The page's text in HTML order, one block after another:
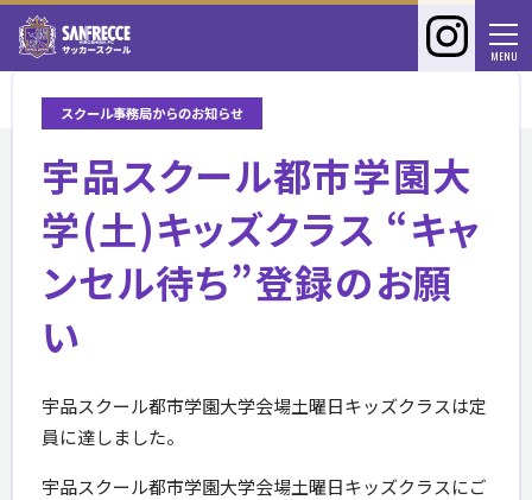
MENU
サン
スクール事務局からのお知らせ
宇品スクール都市学園大
学(土)キッズクラス “キャ
ンセル待ち”登録のお願
い
宇品スクール都市学園大学会場土曜日キッズクラスは定
員に達しました。
宇品スクール都市学園大学会場土曜日キッズクラスにご